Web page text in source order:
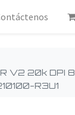
V2 20k DPI 8
R3U1